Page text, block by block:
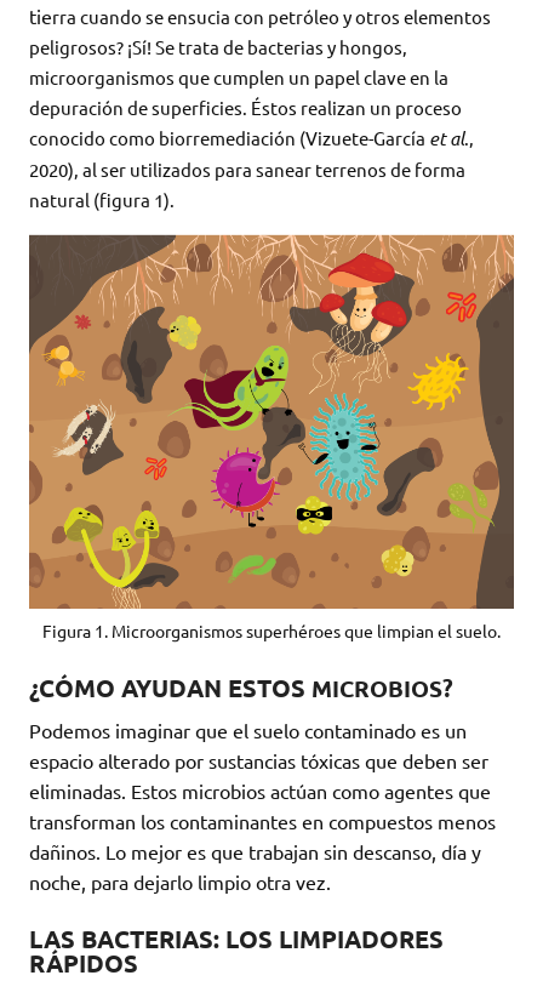
tierra cuando se ensucia con petróleo y otros elementos
peligrosos? ¡Sí! Se trata de bacterias y hongos,
microorganismos que cumplen un papel clave en la
depuración de superficies. Éstos realizan un proceso
conocido como biorremediación (Vizuete-García et al.,
2020), al ser utilizados para sanear terrenos de forma
natural (figura 1).
Figura 1. Microorganismos superhéroes que limpian el suelo.
¿CÓMO AYUDAN ESTOS MICROBIOS?
Podemos imaginar que el suelo contaminado es un
espacio alterado por sustancias tóxicas que deben ser
eliminadas. Estos microbios actúan como agentes que
transforman los contaminantes en compuestos menos
dañinos. Lo mejor es que trabajan sin descanso, día y
noche, para dejarlo limpio otra vez.
LAS BACTERIAS: LOS LIMPIADORES
RÁPIDOS